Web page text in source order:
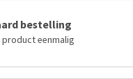
bestelling
product eenmalig